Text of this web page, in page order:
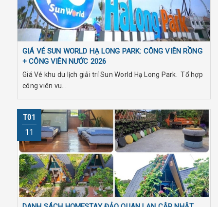
GIÁ VÉ SUN WORLD HẠ LONG PARK: CÔNG VIÊN RỒNG
+ CÔNG VIÊN NƯỚC 2026
Giá Vé khu du lịch giải trí Sun World Hạ Long Park. Tổ hợp
công viên vu...
T01
11